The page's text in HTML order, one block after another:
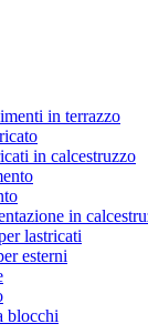
in terrazzo
in calcestruzzo
in
lastricati
esterni
blocchi